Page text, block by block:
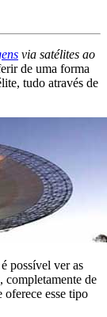
via satélites ao
de uma forma
tudo através de
é possível ver as
completamente de
oferece esse tipo